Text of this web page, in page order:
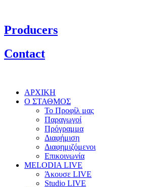
Producers
Contact
ΑΡΧΙΚΗ
Ο ΣΤΑΘΜΟΣ
Το Προφίλ μας
Παραγωγοί
Πρόγραμμα
Διαφήμιση
Διαφημιζόμενοι
Επικοινωνία
MELODIA LIVE
Άκουσε LIVE
Studio LIVE